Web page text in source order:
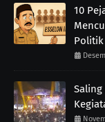
10
Politik
Saling